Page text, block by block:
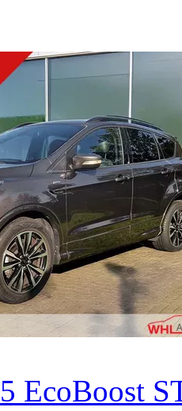
EcoBoost